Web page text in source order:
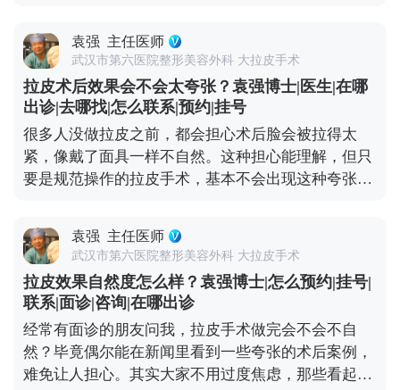
像是抗衰的“基础工程”，帮你搭好紧致的框架，后续
的保养就是填想知道更多关于MCR复合提升术的问
题，可以去官方媒体平台（公众号、百家号、小红
薯）预约面诊，详细了解。充细节，这样才能让年轻
状态维持得更久。
下移——比如苹果肌往下掉、法令纹变深、下颌线模
糊，看起来脸变宽变垮。拉皮手术的作用，就是把这
些移位的组织复位到年轻时的位置，让松弛的轮廓重
新变紧致。 就像我做拉皮时，会通过精准剥离后把这
些深层组织复位固定，再去掉多余的松弛皮肤。术后
你还是你，只是脸上的垮感消失了，线条更利落，看
起来更精神。当然，如果术前本身有轻微的面部不对
称，我们会在复位时做微调，但核心原则是尊重你的
是“重塑脸型”，目的是让你找回曾经的自己。 想知道
更多关于MCR复合提升术的问题，可以去官方媒体平
台（公众号、百家号、小红薯）预约面诊，详细了
解。
袁强 主任医师
武汉市第六医院整形美容外科 大拉皮手术
拉皮术后效果会不会太夸张？袁强博士|医生|在哪
出诊|去哪找|怎么联系|预约|挂号
很多人没做拉皮之前，都会担心术后脸会被拉得太
紧，像戴了面具一样不自然。这种担心能理解，但只
要是规范操作的拉皮手术，基本不会出现这种夸张情
条回到年轻时的紧致状态，而不是盲目地“往上提”。
比如MCR复合提升术中，就会做多层次的精细化处
理，不只是拉皮肤，还会对深层的筋膜和脂肪垫进行
复位，让整个面部组织协调回归原位。这样操作下
来，不会出现“吊梢眼”“脸绷得发亮”的情况，反而会
让轮廓更清晰，神态更柔和。 效果自然与否，医生的
审美和技术很关键。我们会根据每个人的面部骨骼和
软组织情况做个性化方案，避免过度切除皮肤或过度
袁强 主任医师
武汉市第六医院整形美容外科 大拉皮手术
拉皮效果自然度怎么样？袁强博士|怎么预约|挂号|
联系|面诊|咨询|在哪出诊
经常有面诊的朋友问我，拉皮手术做完会不会不自
然？毕竟偶尔能在新闻里看到一些夸张的术后案例，
难免让人担心。其实大家不用过度焦虑，那些看起来